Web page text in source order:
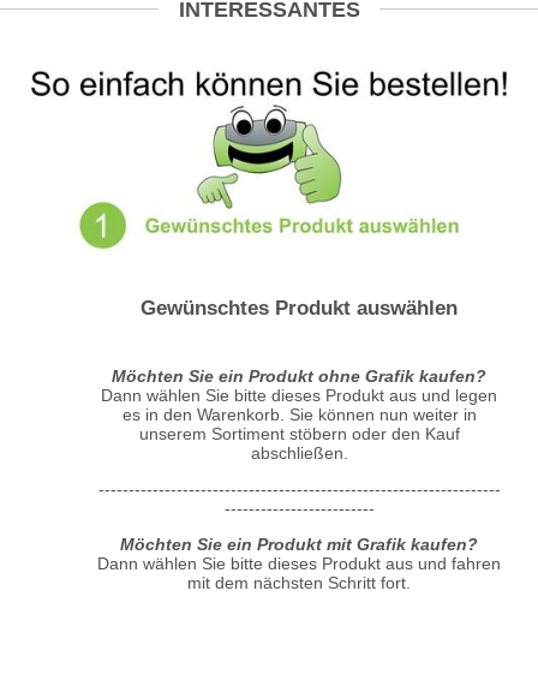
INTERESSANTES
Gewünschtes Produkt auswählen
Möchten Sie ein Produkt ohne Grafik kaufen?
Dann wählen Sie bitte dieses Produkt aus und legen
es in den Warenkorb. Sie können nun weiter in
unserem Sortiment stöbern oder den Kauf
abschließen.
-------------------------------------------------------------------
-------------------------
Möchten Sie ein Produkt mit Grafik kaufen?
Dann wählen Sie bitte dieses Produkt aus und fahren
mit dem nächsten Schritt fort.